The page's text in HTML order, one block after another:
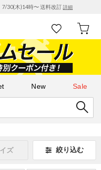
7/30(木)14時〜 送料改訂詳細
New Sale
ズ 絞り込む